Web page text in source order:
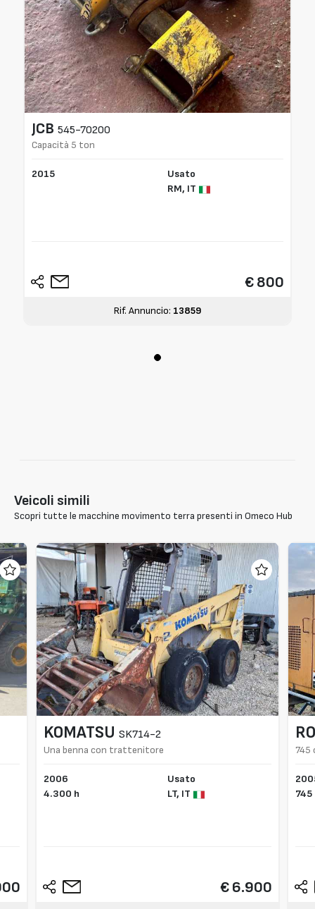
JCB 545-70200
Capacità 5 ton
2015
Usato
RM, IT
€ 800
Rif. Annuncio: 13859
Veicoli simili
Scopri tutte le macchine movimento terra presenti in Omeco Hub
KOMATSU SK714-2
Una benna con trattenitore
2006
4.300 h
Usato
LT, IT
€ 6.900
745
745